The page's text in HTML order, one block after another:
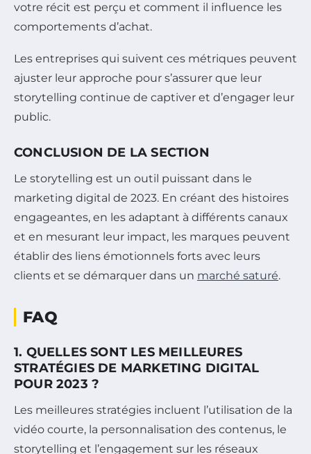
votre récit est perçu et comment il influence les
comportements d’achat.
Les entreprises qui suivent ces métriques peuvent
ajuster leur approche pour s’assurer que leur
storytelling continue de captiver et d’engager leur
public.
CONCLUSION DE LA SECTION
Le storytelling est un outil puissant dans le
marketing digital de 2023. En créant des histoires
engageantes, en les adaptant à différents canaux
et en mesurant leur impact, les marques peuvent
établir des liens émotionnels forts avec leurs
clients et se démarquer dans un marché saturé.
FAQ
1. QUELLES SONT LES MEILLEURES
STRATÉGIES DE MARKETING DIGITAL
POUR 2023 ?
Les meilleures stratégies incluent l’utilisation de la
vidéo courte, la personnalisation des contenus, le
storytelling et l’engagement sur les réseaux